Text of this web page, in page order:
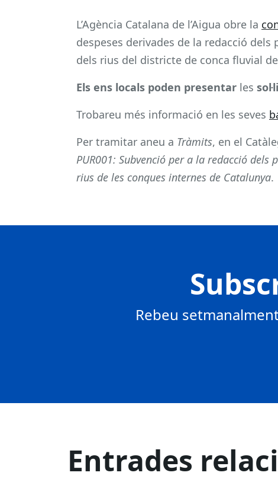
L’Agència Catalana de l’Aigua obre la
despeses derivades de la redacció
dels rius del districte de conca fluvial
Els ens locals poden presentar les
Trobareu més informació en les seves
Per tramitar aneu a Tràmits, en el
PUR001: Subvenció per a la redacció dels
rius de les conques internes de Catalunya.
Rebeu
Entrades